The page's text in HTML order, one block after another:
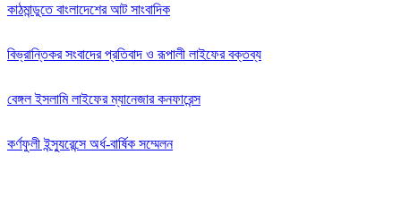
কাঠমান্ডুতে বাংলাদেশের আট সাংবাদিক
বিভ্রান্তিকর সংবাদের প্রতিবাদ ও রূপালী লাইফের বক্তব্য
বেঙ্গল ইসলামি লাইফের ম্যানেজার কনফারেন্স
কর্ণফুলী ইন্স্যুরেন্সে অর্ধ-বার্ষিক সম্মেলন